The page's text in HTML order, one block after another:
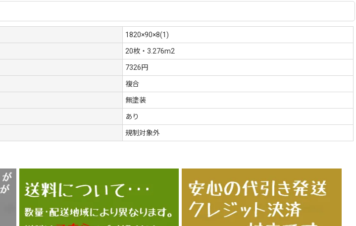
1820×90×8(1)
20枚・3.276m2
7326円
複合
無塗装
あり
規制対象外